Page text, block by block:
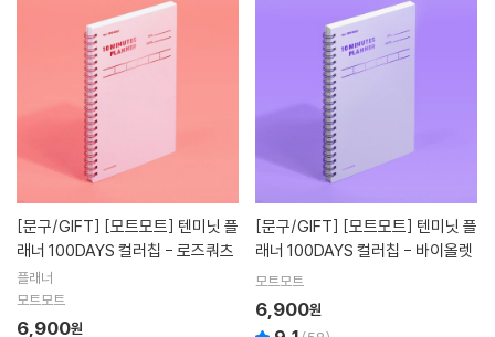
[문구/GIFT]
래너 100DAYS 컬러칩 - 로즈쿼츠
플래너
모트모트
6,900원
[문구/GIFT]
래너 100DAYS 컬러칩 - 바이올렛
모트모트
6,900원